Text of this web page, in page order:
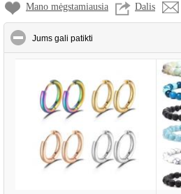
Mano mėgstamiausia Dalis
Jums gali patikti